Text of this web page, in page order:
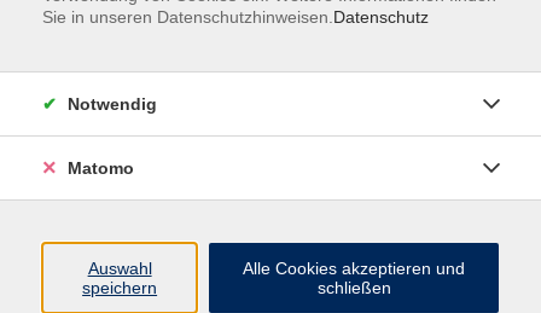
Qualifikation: Studiendirektor a. D.
Profil: Neugriechisch
zurück zur Übersicht
Sie in unseren Datenschutzhinweisen. Datenschutz
Notwendig
Matomo
Auswahl
speichern
Alle Cookies akzeptieren und
schließen